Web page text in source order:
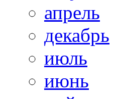
апрель
декабрь
июль
июнь